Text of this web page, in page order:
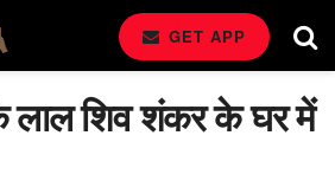
GET APP
लाल शिव शंकर के घर में